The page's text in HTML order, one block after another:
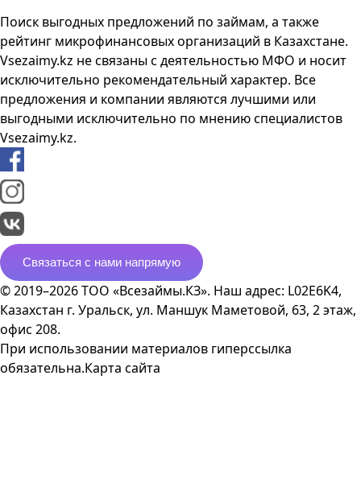
Поиск выгодных предложений по займам, а также
рейтинг микрофинансовых организаций в Казахстане.
Vsezaimy.kz не связаны с деятельностью МФО и носит
исключительно рекомендательный характер. Все
предложения и компании являются лучшими или
выгодными исключительно по мнению специалистов
Vsezaimy.kz.
Связаться с нами напрямую
© 2019–2026 ТОО «Всезаймы.КЗ». Наш адрес: L02E6K4,
Казахстан г. Уральск, ул. Маншук Маметовой, 63, 2 этаж,
офис 208.
При использовании материалов гиперссылка
обязательна.Карта сайта